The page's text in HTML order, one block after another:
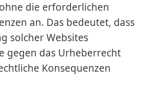
die erforderlichen
an. Das bedeutet, dass
solcher Websites
gegen das Urheberrecht
Konsequenzen